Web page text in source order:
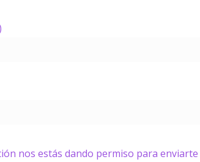
nos estás dando permiso para